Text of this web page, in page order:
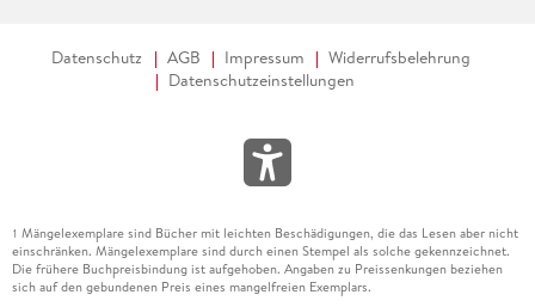
Datenschutz AGB Impressum
Widerrufsbelehrung
Datenschutzeinstellungen
1 Mängelexemplare sind Bücher mit leichten Beschädigungen, die das Lesen aber nicht
einschränken. Mängelexemplare sind durch einen Stempel als solche gekennzeichnet.
Die frühere Buchpreisbindung ist aufgehoben. Angaben zu Preissenkungen beziehen
sich auf den gebundenen Preis eines mangelfreien Exemplars.